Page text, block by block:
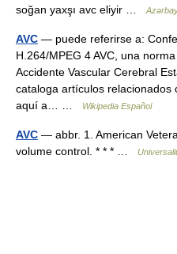
soğan yaxşı avc eliyir …
AVC — puede referirse a:
H.264/MPEG 4 AVC, una
Accidente Vascular Cerebral
cataloga artículos relacionados
aquí a… …
Wikipedia Español
AVC — abbr. 1. American
volume control. * * * …